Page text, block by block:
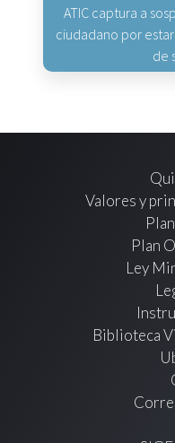
ATIC captura a
ciudadano por
de
Valores y
Plan
Ley
Biblioteca